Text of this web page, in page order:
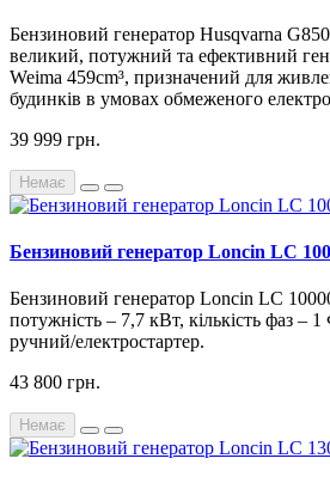
Бензиновий генератор Husqvarna
великий, потужний та ефективний
Weima 459cm³, призначений для
будинків в умовах обмеженого
39 999 грн.
Немає
Бензиновий генератор Loncin LC
Бензиновий генератор Loncin LC
потужність – 7,7 кВт, кількість фаз –
ручний/електростартер.
43 800 грн.
Немає